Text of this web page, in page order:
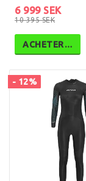
10 395 SEK
6 999 SEK
ACHETER…
- 12%